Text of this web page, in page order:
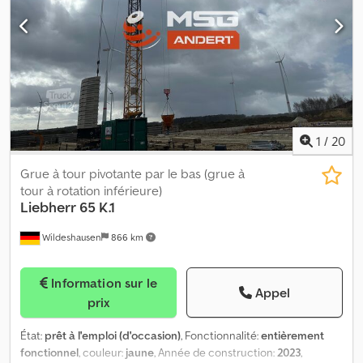
ESSIEU RELEVABLE; TROISIÈME ESSIEU DIRECTIONNEL; CAPACITÉ
DE LA BENNE : 45,5 MÈTRES CUBES; EBS; Dkedpfxohk Uzce Afier
BÂCHE COUVRE-DÉCOUVRE ÉLECTRIQUE; BÉQUILLES JOST;
SYSTÈME HYDRAULIQUE HALDEX;
1 / 20
Wildeshausen 866 km
Grue à tour pivotante par le bas (grue à
tour à rotation inférieure)
Liebherr 65 K.1
prix
Appel
État: prêt à l'emploi (d'occasion), Fonctionnalité:entièrement
fonctionnel, couleur: jaune, Année de construction:2023,